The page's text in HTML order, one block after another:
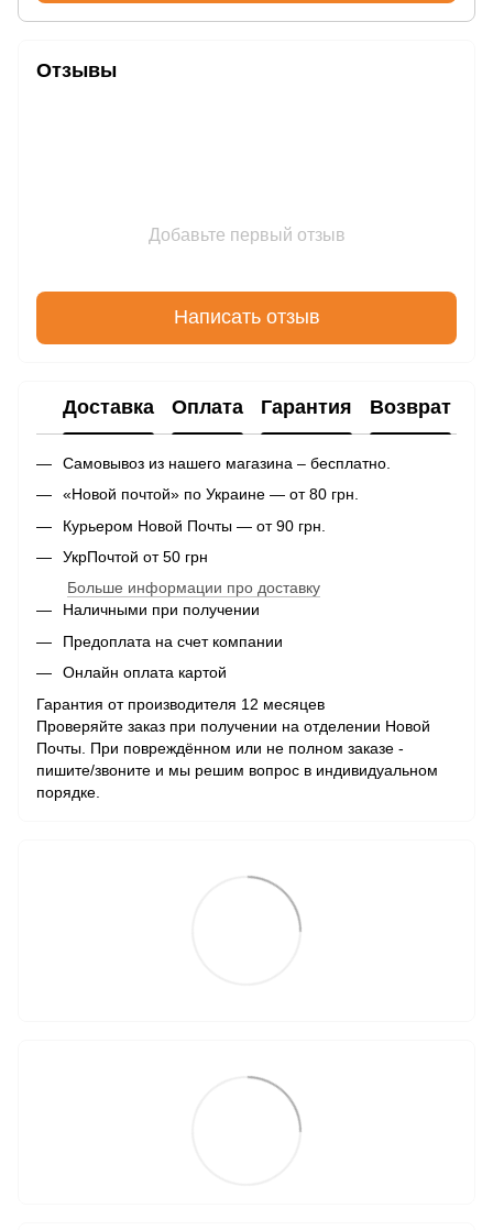
Отзывы
Добавьте первый отзыв
Написать отзыв
Доставка Оплата Гарантия Возврат
Самовывоз из нашего магазина – бесплатно.
«Новой почтой» по Украине — от 80 грн.
Курьером Новой Почты — от 90 грн.
УкрПочтой от 50 грн
Больше информации про доставку
Наличными при получении
Предоплата на счет компании
Онлайн оплата картой
Гарантия от производителя 12 месяцев
Проверяйте заказ при получении на отделении Новой
Почты. При повреждённом или не полном заказе -
пишите/звоните и мы решим вопрос в индивидуальном
порядке.